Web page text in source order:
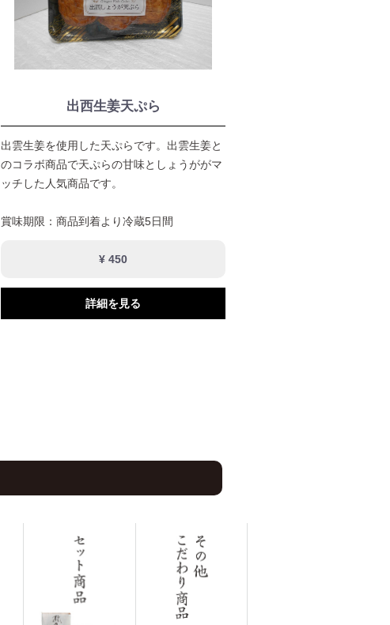
出西生姜天ぷら
出雲生姜を使用した天ぷらです。出雲生姜と
のコラボ商品で天ぷらの甘味としょうががマ
ッチした人気商品です。
賞味期限：商品到着より冷蔵5日間
¥ 450
詳細を見る